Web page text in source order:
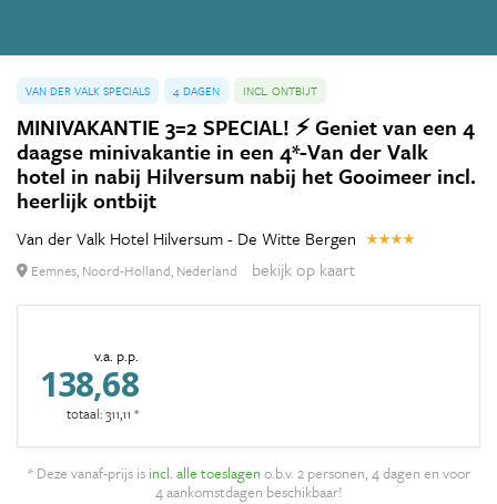
VAN DER VALK SPECIALS 4 DAGEN INCL. ONTBIJT
MINIVAKANTIE 3=2 SPECIAL! ⚡ Geniet van een 4
daagse minivakantie in een 4*-Van der Valk
hotel in nabij Hilversum nabij het Gooimeer incl.
heerlijk ontbijt
Van der Valk Hotel Hilversum - De Witte Bergen
Eemnes, Noord-Holland, Nederland bekijk op kaart
v.a. p.p.
138,68
totaal: 311,11 *
* Deze vanaf-prijs is incl. alle toeslagen o.b.v. 2 personen, 4 dagen en voor
4 aankomstdagen beschikbaar!